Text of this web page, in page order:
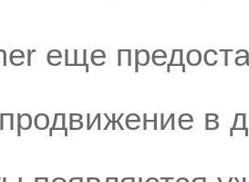
еще
в